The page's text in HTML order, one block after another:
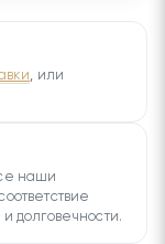
, или
наши
долговечности.